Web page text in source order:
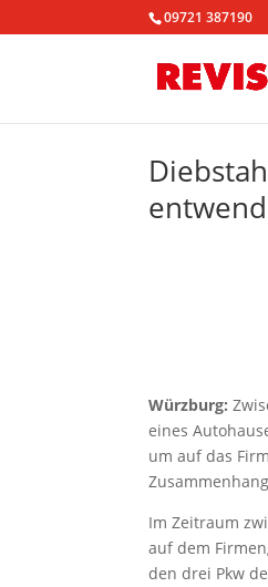
09721 387190
Würzburg:
eines
um auf das
Im Zeitraum
auf dem
den drei Pkw